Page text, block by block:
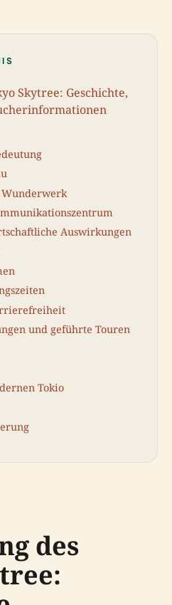
Skytree: Geschichte,
Wunderwerk
Auswirkungen
und geführte Touren
Tokio
des